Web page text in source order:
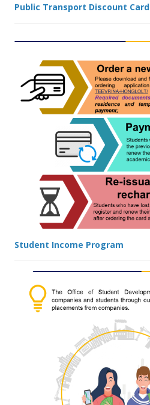
Public Transport Discount Card
Student Income Program